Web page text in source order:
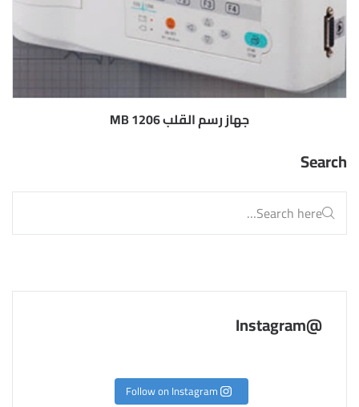
جهاز رسم القلب MB 1206
Search
@Instagram
Follow on Instagram